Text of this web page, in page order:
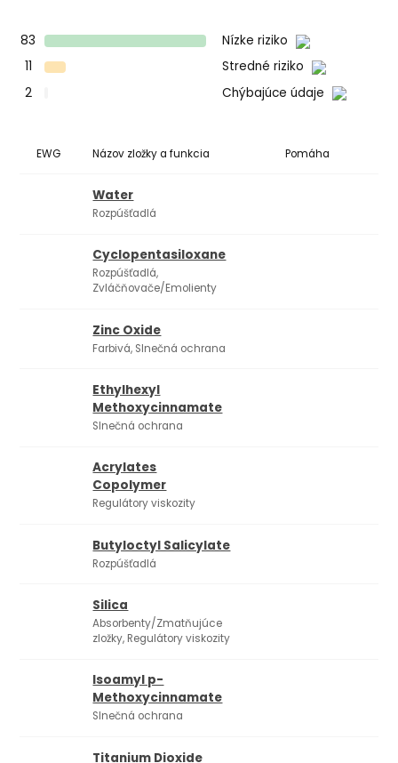
83
Nízke riziko
11
Stredné riziko
2
Chýbajúce údaje
EWG Názov zložky a funkcia Pomáha
Water
Rozpúšťadlá
Cyclopentasiloxane
Rozpúšťadlá,
Zvláčňovače/Emolienty
Zinc Oxide
Farbivá, Slnečná ochrana
Ethylhexyl
Methoxycinnamate
Slnečná ochrana
Acrylates
Copolymer
Regulátory viskozity
Butyloctyl Salicylate
Rozpúšťadlá
Silica
Absorbenty/Zmatňujúce
zložky, Regulátory viskozity
Isoamyl p-
Methoxycinnamate
Slnečná ochrana
Titanium Dioxide